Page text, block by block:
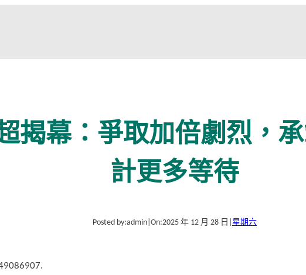
揭幕：爭取加倍劇烈，
計更多等待
Posted by:admin On:2025 年 12 月 28 日 星期六